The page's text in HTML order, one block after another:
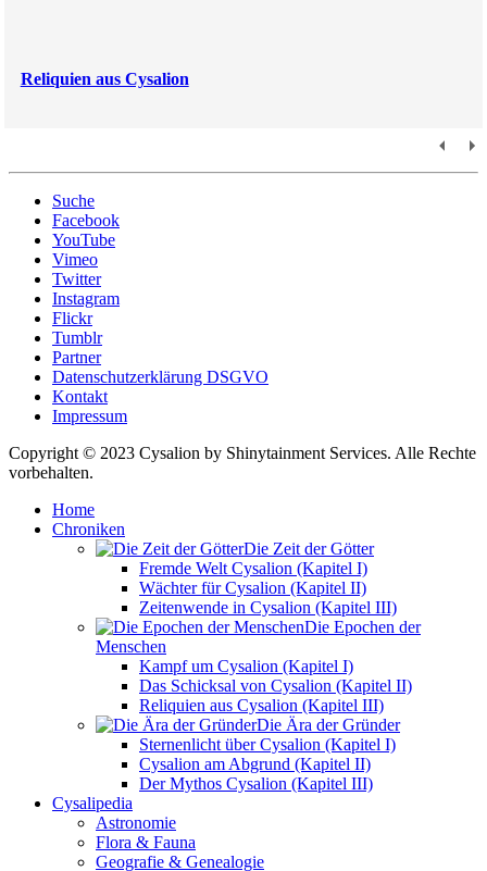
Reliquien aus Cysalion
Suche
Facebook
YouTube
Vimeo
Twitter
Instagram
Flickr
Tumblr
Partner
Datenschutzerklärung DSGVO
Kontakt
Impressum
Copyright © 2023 Cysalion by Shinytainment Services. Alle Rechte
vorbehalten.
Home
Chroniken
Die Zeit der Götter
Fremde Welt Cysalion (Kapitel I)
Wächter für Cysalion (Kapitel II)
Zeitenwende in Cysalion (Kapitel III)
Die Epochen der
Menschen
Kampf um Cysalion (Kapitel I)
Das Schicksal von Cysalion (Kapitel II)
Reliquien aus Cysalion (Kapitel III)
Die Ära der Gründer
Sternenlicht über Cysalion (Kapitel I)
Cysalion am Abgrund (Kapitel II)
Der Mythos Cysalion (Kapitel III)
Cysalipedia
Astronomie
Flora & Fauna
Geografie & Genealogie